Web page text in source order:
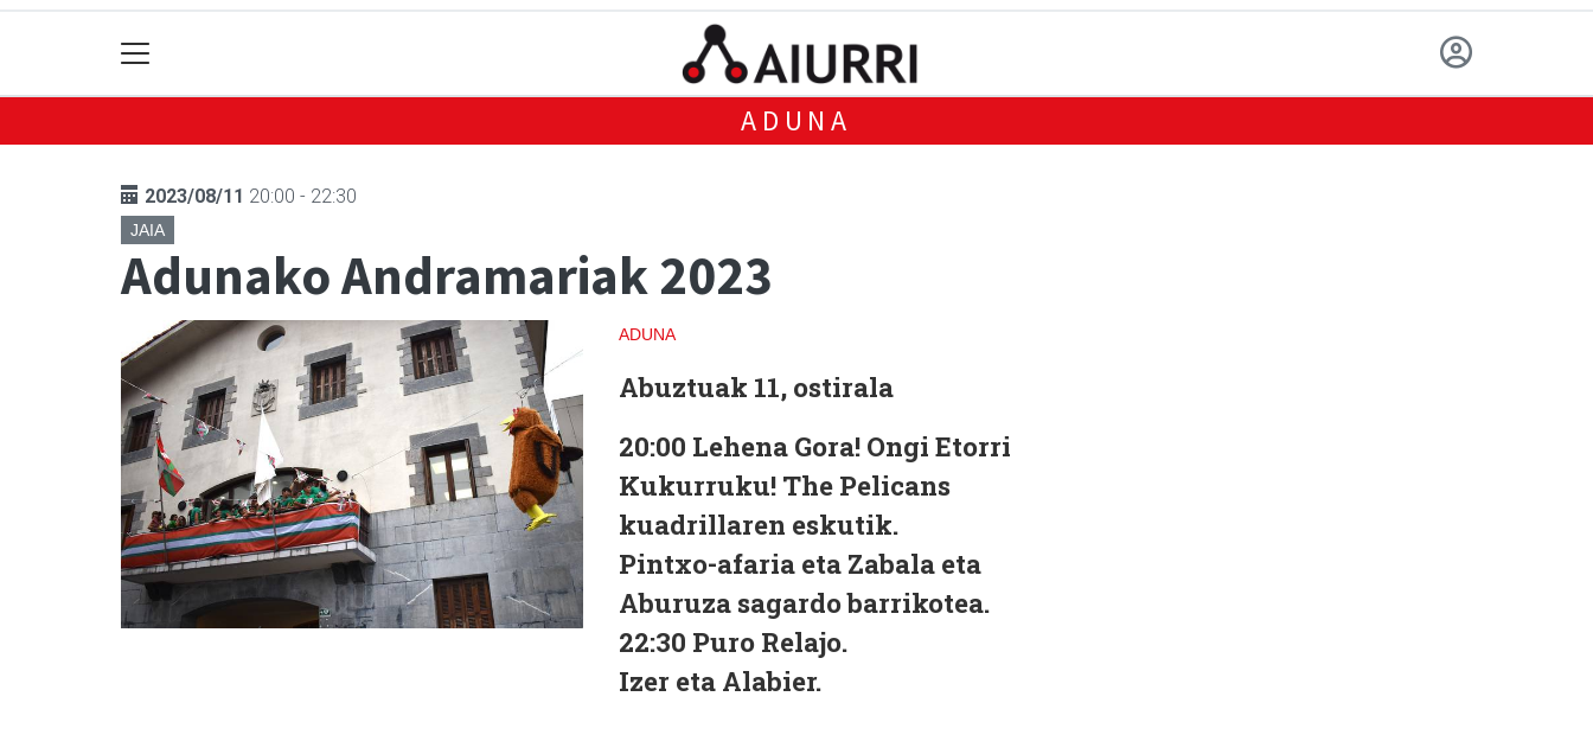
ADUNA
2023/08/11 20:00 - 22:30
JAIA
Adunako Andramariak 2023
ADUNA
Abuztuak 11, ostirala
20:00 Lehena Gora! Ongi Etorri
Kukurruku! The Pelicans
kuadrillaren eskutik.
Pintxo-afaria eta Zabala eta
Aburuza sagardo barrikotea.
22:30 Puro Relajo.
Izer eta Alabier.